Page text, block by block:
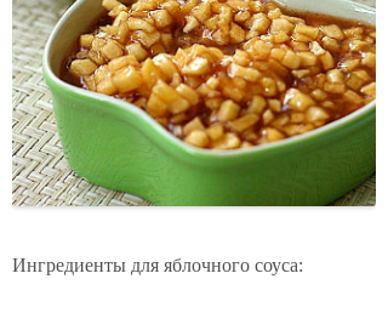
Ингредиенты для яблочного соуса: